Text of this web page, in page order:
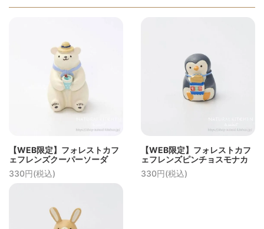
【WEB限定】フォレストカフ
ェフレンズクーパーソーダ
330円(税込)
【WEB限定】フォレストカフ
ェフレンズピンチョスモナカ
330円(税込)